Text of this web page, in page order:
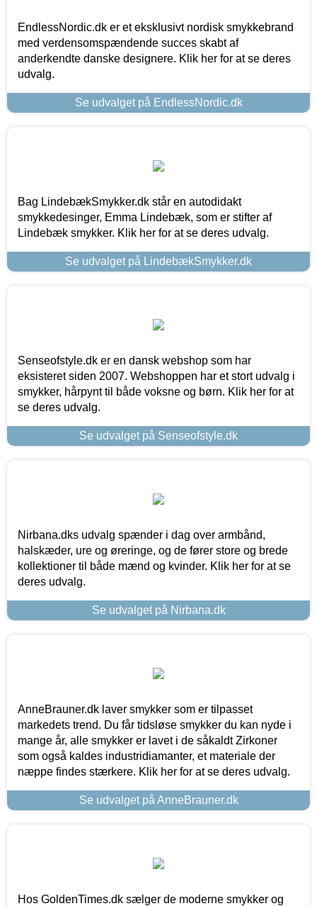
EndlessNordic.dk er et eksklusivt nordisk smykkebrand
med verdensomspændende succes skabt af
anderkendte danske designere. Klik her for at se deres
udvalg.
Se udvalget på EndlessNordic.dk
Bag LindebækSmykker.dk står en autodidakt
smykkedesinger, Emma Lindebæk, som er stifter af
Lindebæk smykker. Klik her for at se deres udvalg.
Se udvalget på LindebækSmykker.dk
Senseofstyle.dk er en dansk webshop som har
eksisteret siden 2007. Webshoppen har et stort udvalg i
smykker, hårpynt til både voksne og børn. Klik her for at
se deres udvalg.
Se udvalget på Senseofstyle.dk
Nirbana.dks udvalg spænder i dag over armbånd,
halskæder, ure og øreringe, og de fører store og brede
kollektioner til både mænd og kvinder. Klik her for at se
deres udvalg.
Se udvalget på Nirbana.dk
AnneBrauner.dk laver smykker som er tilpasset
markedets trend. Du får tidsløse smykker du kan nyde i
mange år, alle smykker er lavet i de såkaldt Zirkoner
som også kaldes industridiamanter, et materiale der
næppe findes stærkere. Klik her for at se deres udvalg.
Se udvalget på AnneBrauner.dk
Hos GoldenTimes.dk sælger de moderne smykker og